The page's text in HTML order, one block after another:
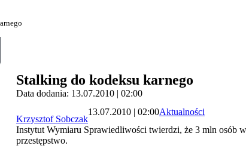
Stalking do kodeksu karnego
Data dodania: 13.07.2010 | 02:00
Krzysztof Sobczak
13.07.2010 | 02:00Aktualności
Instytut Wymiaru Sprawiedliwości twierdzi, że 3 mln osób
przestępstwo.